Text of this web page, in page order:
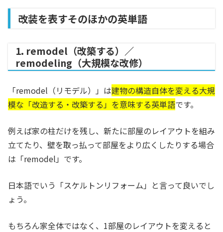
改装を表すそのほかの英単語
1. remodel（改築する）／
remodeling（大規模な改修）
「remodel（リモデル）」は建物の構造自体を変える大規
模な「改造する・改築する」を意味する英単語です。
例えば家の柱だけを残し、新たに部屋のレイアウトを組み
立てたり、壁を取っ払って部屋をより広くしたりする場合
は「remodel」です。
日本語でいう「スケルトンリフォーム」と言って良いでし
ょう。
もちろん家全体ではなく、1部屋のレイアウトを変えると